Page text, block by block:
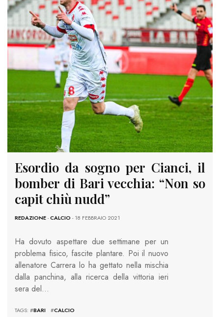
Esordio da sogno per Cianci, il
bomber di Bari vecchia: “Non so
capit chiù nudd”
REDAZIONE-CALCIO - 18 FEBBRAIO 2021
Ha dovuto aspettare due settimane per un
problema fisico, fascite plantare. Poi il nuovo
allenatore Carrera lo ha gettato nella mischia
dalla panchina, alla ricerca della vittoria ieri
sera del…
TAGS: #BARI #CALCIO